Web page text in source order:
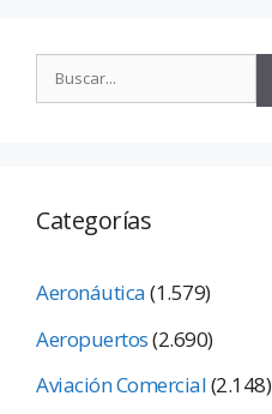
Categorías
Aeronáutica(1.579)
Aeropuertos(2.690)
Aviación Comercial(2.148)